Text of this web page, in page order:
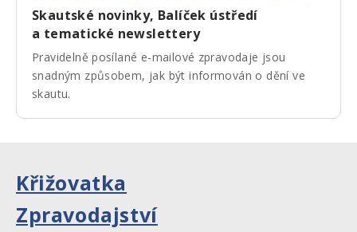
Skautské novinky, Balíček ústředí
a tematické newslettery
Pravidelně posílané e-mailové zpravodaje jsou
snadným způsobem, jak být informován o dění ve
skautu.
Křižovatka
Zpravodajství